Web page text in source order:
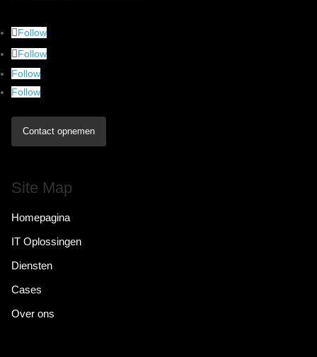
Follow
Follow
Follow
Follow
Contact opnemen
Site Map
Homepagina
IT Oplossingen
Diensten
Cases
Over ons